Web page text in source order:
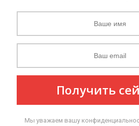
Получить
Мы уважаем вашу